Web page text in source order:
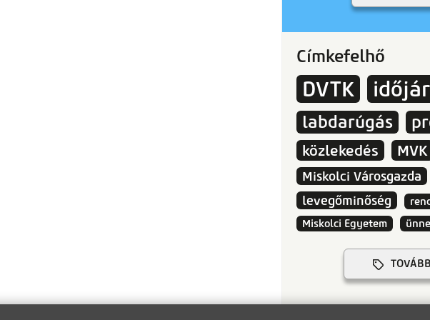
Címkefelhő
DVTK
labdarúgás
közlekedés MVK
Miskolci Városgazda
levegőminőség
Miskolci Egyetem